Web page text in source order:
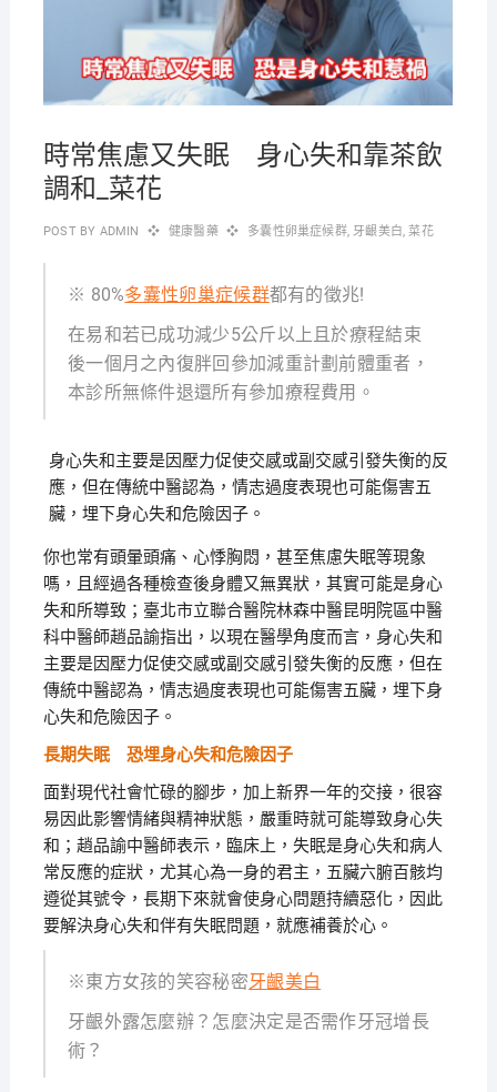
時常焦慮又失眠 身心失和靠茶飲
調和_菜花
POST BY ADMIN 健康醫藥 多囊性卵巢症候群, 牙齦美白,菜花
※ 80%多囊性卵巢症候群都有的徵兆!
在易和若已成功減少5公斤以上且於療程結束
後一個月之內復胖回參加減重計劃前體重者，
本診所無條件退還所有參加療程費用。
身心失和主要是因壓力促使交感或副交感引發失衡的反
應，但在傳統中醫認為，情志過度表現也可能傷害五
臟，埋下身心失和危險因子。
你也常有頭暈頭痛、心悸胸悶，甚至焦慮失眠等現象
嗎，且經過各種檢查後身體又無異狀，其實可能是身心
失和所導致；臺北市立聯合醫院林森中醫昆明院區中醫
科中醫師趙品諭指出，以現在醫學角度而言，身心失和
主要是因壓力促使交感或副交感引發失衡的反應，但在
傳統中醫認為，情志過度表現也可能傷害五臟，埋下身
心失和危險因子。
長期失眠 恐埋身心失和危險因子
面對現代社會忙碌的腳步，加上新界一年的交接，很容
易因此影響情緒與精神狀態，嚴重時就可能導致身心失
和；趙品諭中醫師表示，臨床上，失眠是身心失和病人
常反應的症狀，尤其心為一身的君主，五臟六腑百骸均
遵從其號令，長期下來就會使身心問題持續惡化，因此
要解決身心失和伴有失眠問題，就應補養於心。
※東方女孩的笑容秘密牙齦美白
牙齦外露怎麼辦？怎麼決定是否需作牙冠增長
術？